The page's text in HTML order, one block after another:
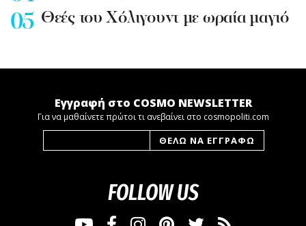
Θεές του Χόλιγουντ με ωραία μαγιό
Εγγραφή στο COSMO NEWSLETTER
Για να μαθαίνετε πρώτοι τι ανεβαίνει στο cosmopoliti.com
FOLLOW US